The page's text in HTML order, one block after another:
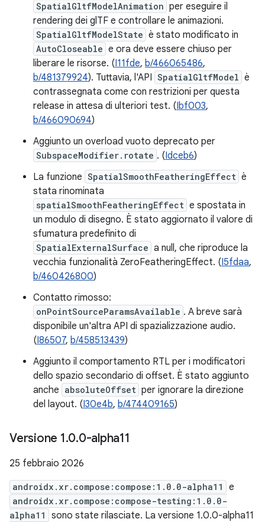
SpatialGltfModelAnimation per eseguire il
rendering dei glTF e controllare le animazioni.
SpatialGltfModelState è stato modificato in
AutoCloseable e ora deve essere chiuso per
liberare le risorse. (I11fde, b/466065486,
b/481379924). Tuttavia, l'API SpatialGltfModel è
contrassegnata come con restrizioni per questa
release in attesa di ulteriori test. (Ibf003,
b/466090694)
Aggiunto un overload vuoto deprecato per
SubspaceModifier.rotate . (Idceb6)
La funzione SpatialSmoothFeatheringEffect è
stata rinominata
spatialSmoothFeatheringEffect e spostata in
un modulo di disegno. È stato aggiornato il valore di
sfumatura predefinito di
SpatialExternalSurface a null, che riproduce la
vecchia funzionalità ZeroFeatheringEffect. (I5fdaa,
b/460426800)
Contatto rimosso:
onPointSourceParamsAvailable . A breve sarà
disponibile un'altra API di spazializzazione audio.
(I86507, b/458513439)
Aggiunto il comportamento RTL per i modificatori
dello spazio secondario di offset. È stato aggiunto
anche absoluteOffset per ignorare la direzione
del layout. (I30e4b, b/474409165)
Versione 1.0.0-alpha11
25 febbraio 2026
androidx.xr.compose:compose:1.0.0-alpha11 e
androidx.xr.compose:compose-testing:1.0.0-
alpha11
sono state rilasciate. La versione 1.0.0-alpha11